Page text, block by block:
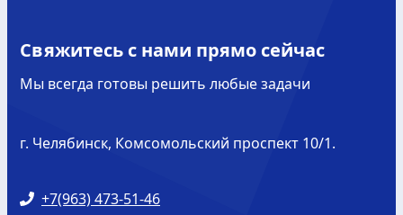
Свяжитесь с нами прямо сейчас
Мы всегда готовы решить любые задачи
г. Челябинск, Комсомольский проспект 10/1.
+7(963) 473-51-46